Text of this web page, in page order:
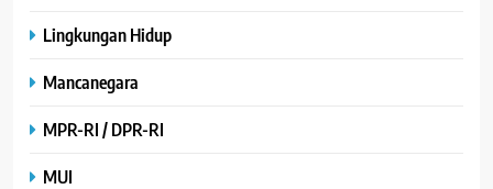
Lingkungan Hidup
Mancanegara
MPR-RI / DPR-RI
MUI